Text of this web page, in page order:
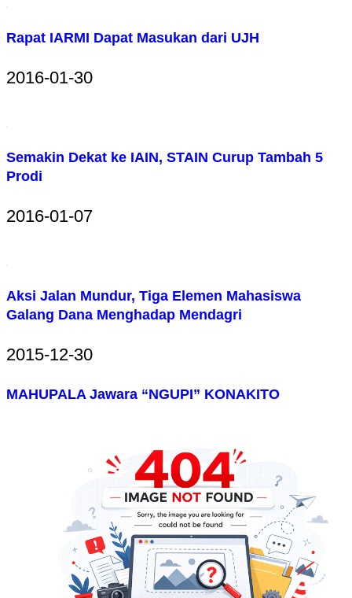
Rapat IARMI Dapat Masukan dari UJH
2016-01-30
Semakin Dekat ke IAIN, STAIN Curup Tambah 5
Prodi
2016-01-07
Aksi Jalan Mundur, Tiga Elemen Mahasiswa
Galang Dana Menghadap Mendagri
2015-12-30
MAHUPALA Jawara “NGUPI” KONAKITO